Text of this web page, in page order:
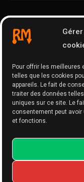
Pour offrir les
telles que les cookies
appareils. Le fait de
traiter des données
uniques sur ce site. Le
consentement peut
et fonctions.
Cartographie
GPX Editor
GPX Optimizer
Google Maps to GPX
Memo